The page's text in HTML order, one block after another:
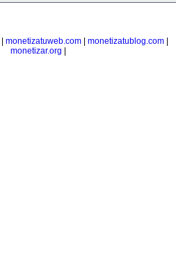
monetizatuweb.com monetizatublog.com
monetizar.org